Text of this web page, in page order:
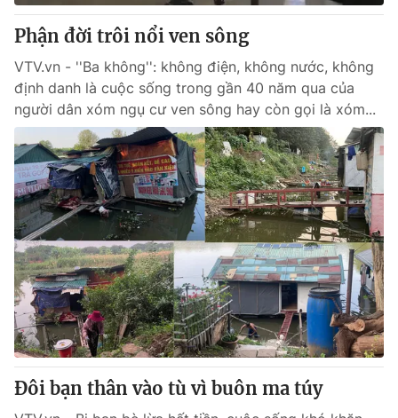
Câu chuyện quốc tế
Thị trường
Góc doanh nghiệp
Dữ liệu và đời sống
Truyền hình
Phim VTV
Hậu trường
Nhân vật
Khán giả
Giải sao mai
Giải trí
Điện ảnh
Âm nhạc
Sao
Đời sống
Du lịch
Làm đẹp
Chất lượng cuộc sống
Giáo dục
Tuyển sinh
Học trực tuyến
Công nghệ
Hitech Công nghệ tương lai
Sản phẩm
Thị trường
Tư vấn
Giao lưu trực tuyến
Lịch phát sóng
Phận đời trôi nổi ven sông
VTV.vn - ''Ba không'': không điện, không nước, không
định danh là cuộc sống trong gần 40 năm qua của
người dân xóm ngụ cư ven sông hay còn gọi là xóm...
Đôi bạn thân vào tù vì buôn ma túy